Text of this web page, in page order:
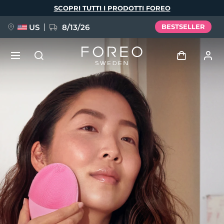
SCOPRI TUTTI I PRODOTTI FOREO
US 8/13/26 BESTSELLER
I miei dispositivi
I miei ordini
I miei indirizzi
I miei abbonamenti
NUOVO
FAQ™ Pure Beauty-Tech Elixir
BREAKING NEWS
issa™ Teeth Whitening Set
Lingua
English Deutsch
Español
Français
Italiano
Português
Polski
Svenska
Русский
Türkçe
简体中文 繁體中文